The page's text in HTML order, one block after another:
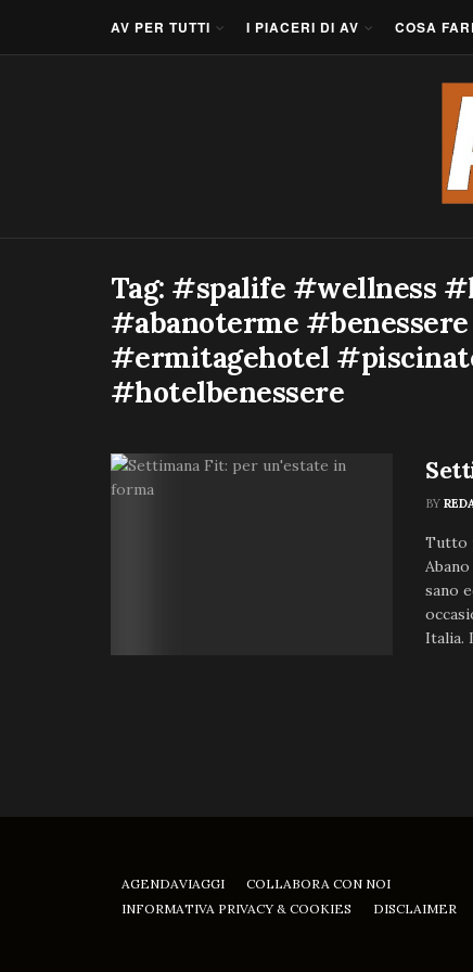
AV PER TUTTI I PIACERI DI AV COSA
Tag: #spalife #wellness
#abanoterme
#ermitagehotel
#hotelbenessere
BY
Tutto
sano
Italia.
AGENDAVIAGGI
COLLABORA CON NOI
INFORMATIVA PRIVACY & COOKIES
DISCLAIMER